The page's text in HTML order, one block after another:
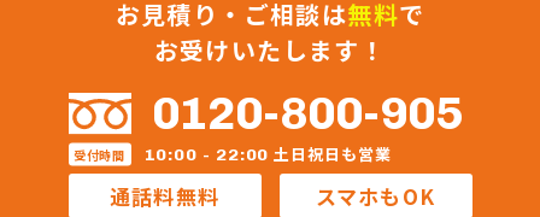
八原産業
美須賀燃料店
武智燃料店
福泉株式会社
宝ガス株式会社
毛利燃料店
木村プロパン
お見積り・ご相談は無料で
お受けいたします！
0120-800-905
受付時間 10:00 - 22:00 土日祝日も営業
通話料無料 スマホもOK